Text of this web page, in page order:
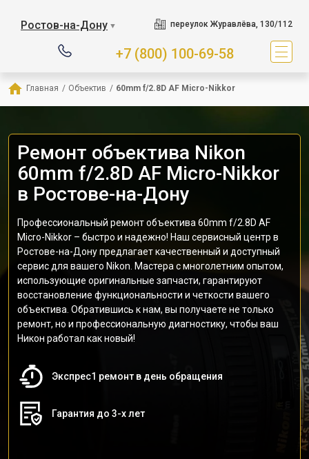
Ростов-на-Дону ▼ переулок Журавлёва, 130/112
+7 (800) 100-69-58
Главная / Объектив / 60mm f/2.8D AF Micro-Nikkor
Ремонт объектива Nikon
60mm f/2.8D AF Micro-Nikkor
в Ростове-на-Дону
Профессиональный ремонт объектива 60mm f/2.8D AF
Micro-Nikkor – быстро и надежно! Наш сервисный центр в
Ростове-на-Дону предлагает качественный и доступный
сервис для вашего Nikon. Мастера с многолетним опытом,
использующие оригинальные запчасти, гарантируют
восстановление функциональности и четкости вашего
объектива. Обратившись к нам, вы получаете не только
ремонт, но и профессиональную диагностику, чтобы ваш
Никон работал как новый!
Экспрес1 ремонт в день обращения
Гарантия до 3-х лет